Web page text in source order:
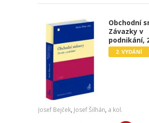
Obchodní
Závazky v
podnikání,
2. VYDÁNÍ
Josef Bejček, Josef Šilhán, a kol.